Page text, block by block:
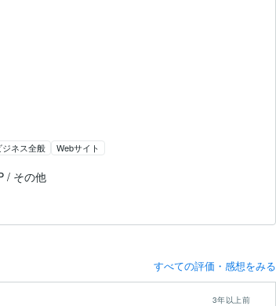
ジネス全般 Webサイト
/ その他
すべての評価・感想をみる
3年以上前